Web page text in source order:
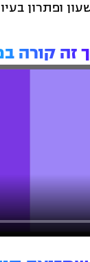
ופתרון
זה קורה